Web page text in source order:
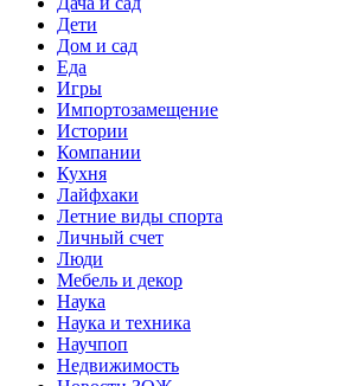
Дети
Дом и сад
Еда
Игры
Импортозамещение
Истории
Компании
Кухня
Лайфхаки
Летние виды спорта
Личный счет
Люди
Мебель и декор
Наука
Наука и техника
Научпоп
Недвижимость